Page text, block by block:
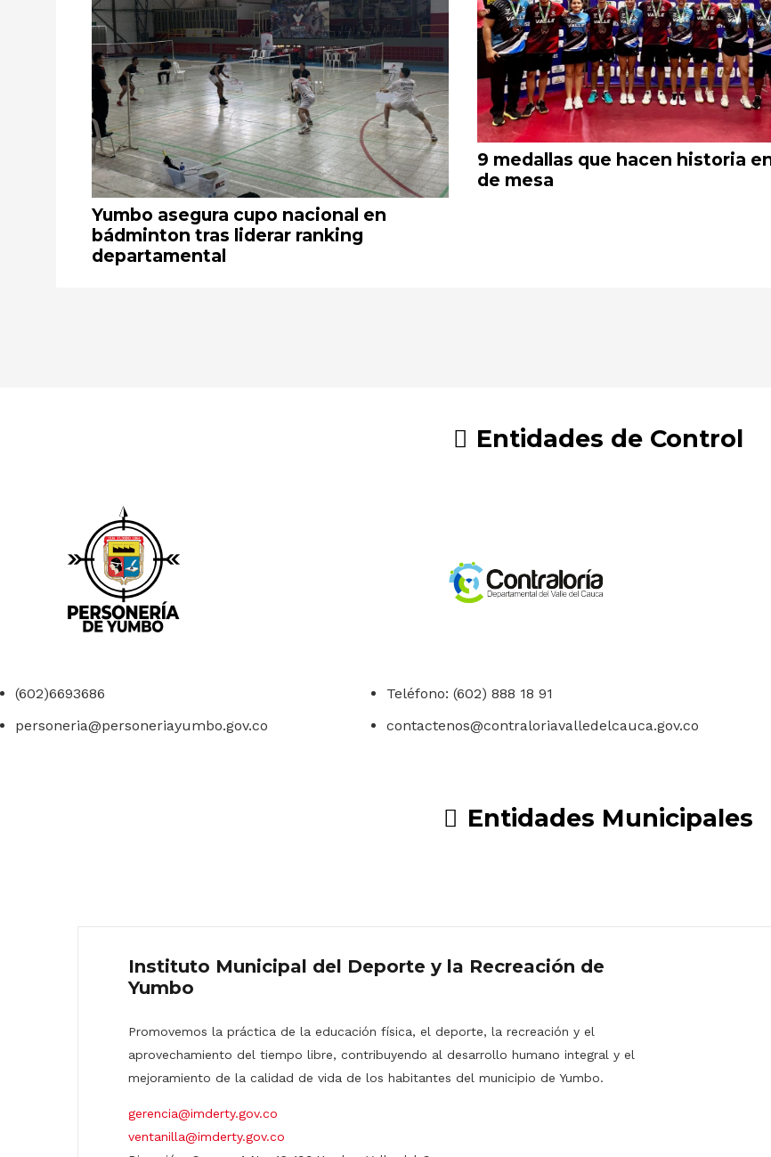
Yumbo asegura cupo nacional en
bádminton tras liderar ranking
departamental
9 medallas que hacen historia
de mesa
Entidades de Control
(602)6693686
personeria@personeriayumbo.gov.co
Teléfono: (602) 888 18 91
contactenos@contraloriavalledelcauca.gov.co
Entidades Municipales
Instituto Municipal del Deporte y la Recreación de
Yumbo
Promovemos la práctica de la educación física, el deporte, la recreación y el
aprovechamiento del tiempo libre, contribuyendo al desarrollo humano integral y el
mejoramiento de la calidad de vida de los habitantes del municipio de Yumbo.
gerencia@imderty.gov.co
ventanilla@imderty.gov.co